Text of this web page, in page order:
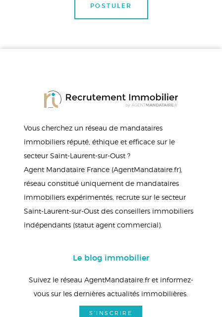
POSTULER
Vous cherchez un réseau de mandataires
immobiliers réputé, éthique et efficace sur le
secteur Saint-Laurent-sur-Oust ?
Agent Mandataire France (AgentMandataire.fr),
réseau constitué uniquement de mandataires
immobiliers expérimentés, recrute sur le secteur
Saint-Laurent-sur-Oust des conseillers immobiliers
indépendants (statut agent commercial).
Le blog immobilier
Suivez le réseau AgentMandataire.fr et informez-
vous sur les dernières actualités immobilières.
S'INSCRIRE